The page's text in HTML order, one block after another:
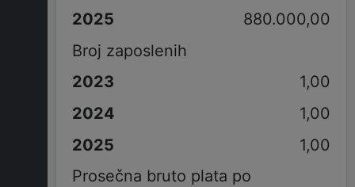
880.000,00
Broj zaposlenih
1,00
1,00
1,00
Prosečna bruto plata po